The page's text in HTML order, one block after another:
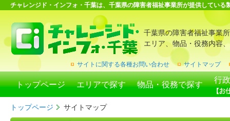
チャレンジド・インフォ・千葉は、千葉県の障害者福祉事業所が提供してい
千葉県の障害者福祉事業
エリア、物品・役務内容
サイトに関する各種お問い合わせ サイトマップ
トップページ エリアで探す 物品・役務で探す
行
トップページ サイトマップ